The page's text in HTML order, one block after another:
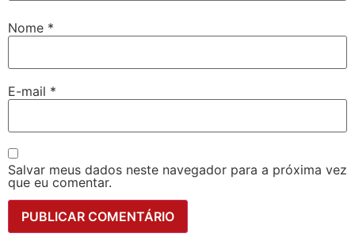
Nome *
E-mail *
Salvar meus dados neste navegador para a próxima vez
que eu comentar.